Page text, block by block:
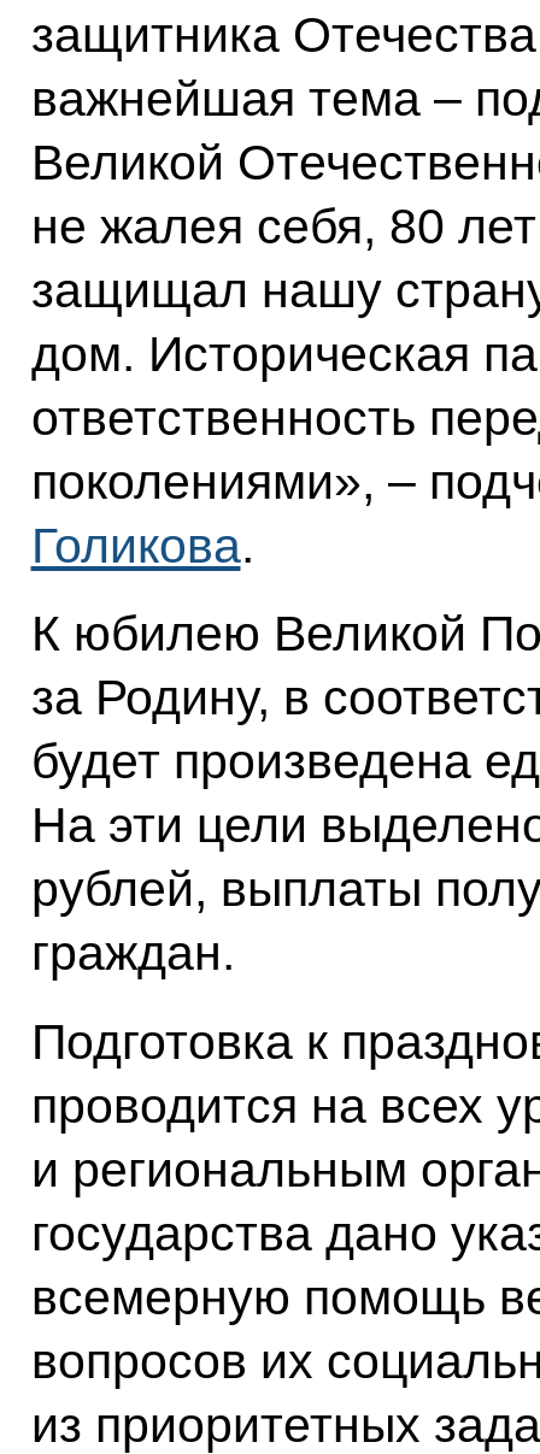
защитника
важнейшая тема –
Великой
не жалея себя, 80
защищал нашу
дом. Историческая
ответственность
поколениями», –
Голикова.
К юбилею Великой
за Родину, в
будет произведена
На эти цели
рублей, выплаты
граждан.
Подготовка к
проводится на всех
и региональным
государства дано
всемерную помощь
вопросов их
из приоритетных